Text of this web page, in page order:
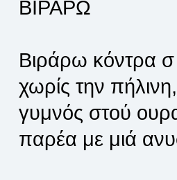
ΒΙΡΑΡΩ
Βιράρω κόντρα
χωρίς την
γυμνός στού
παρέα με μιά